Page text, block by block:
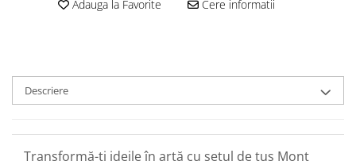
Adauga la Favorite Cere informatii
Descriere
Transformă-ți ideile în artă cu setul de tuș Mont